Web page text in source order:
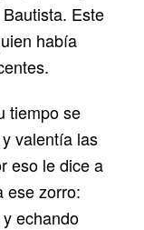
Este
había
tiempo se
valentía las
eso le dice a
ese zorro:
echando